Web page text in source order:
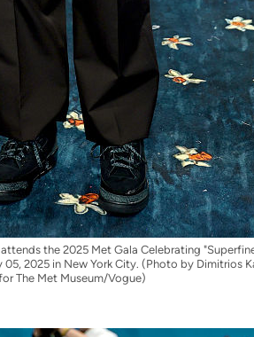
the 2025 Met Gala Celebrating
2025 in New York City. (Photo by Dimitrios
The Met Museum/Vogue)